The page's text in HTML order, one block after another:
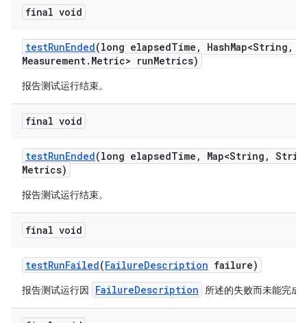
final void
testRunEnded(long elapsedTime , HashMap<String ,
Measurement. Metric> runMetrics)
报告测试运行结束。
final void
testRunEnded(long elapsedTime , Map<String ,
Metrics)
报告测试运行结束。
final void
testRunFailed(FailureDescription failure)
报告测试运行因 FailureDescription 所述的失败而未能完成